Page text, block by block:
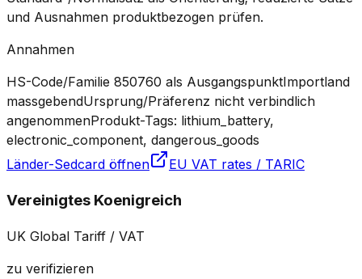
und Ausnahmen produktbezogen prüfen.
Annahmen
HS-Code/Familie 850760 als AusgangspunktImportland
massgebendUrsprung/Präferenz nicht verbindlich
angenommenProdukt-Tags: lithium_battery,
electronic_component, dangerous_goods
Länder-Sedcard öffnen
EU VAT rates / TARIC
Vereinigtes Koenigreich
UK Global Tariff / VAT
zu verifizieren